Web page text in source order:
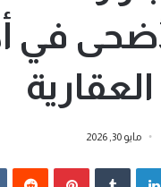
في
العقارية
س
مايو 30, 2026
لينكدإن بينتيريست